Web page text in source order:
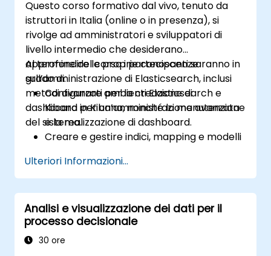
Questo corso formativo dal vivo, tenuto da
istruttori in Italia (online o in presenza), si
rivolge ad amministratori e sviluppatori di
livello intermedio che desiderano
approfondire le proprie conoscenze
sull’amministrazione di Elasticsearch, inclusi
metodi avanzati per la creazione di
dashboard in Kibana, nonché la manutenzione
del sistema.
Al termine del corso i partecipanti saranno in
grado di:
Configurare ambienti Elasticsearch e
Kibana per un’amministrazione avanzata
e la realizzazione di dashboard.
Creare e gestire indici, mapping e modelli
Formulare query e filtri avanzati per
estrarre informazioni rilevanti dai dati
archiviati in Elasticsearch.
Progettare e sviluppare dashboard
interattive in Kibana sfruttando diversi tipi
di visualizzazione e tecniche specifiche.
Ulteriori Informazioni...
Analisi e visualizzazione dei dati per il
processo decisionale
30 ore